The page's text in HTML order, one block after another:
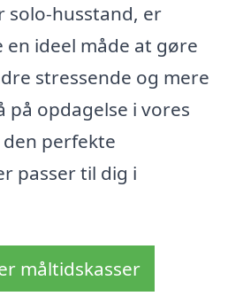
solo-husstand, er
en ideel måde at gøre
stressende og mere
på opdagelse i vores
perfekte
passer til dig i
måltidskasser